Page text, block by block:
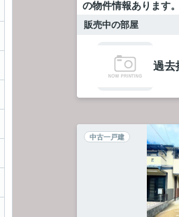
の物件情報あります
販売中の部屋
過去
中古一戸建